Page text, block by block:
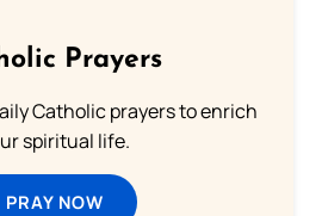
Prayers
Catholic prayers to enrich
spiritual life.
PRAY NOW